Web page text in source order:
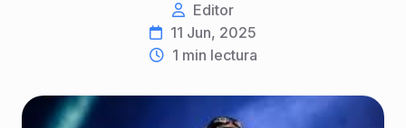
Editor
11 Jun, 2025
1 min lectura